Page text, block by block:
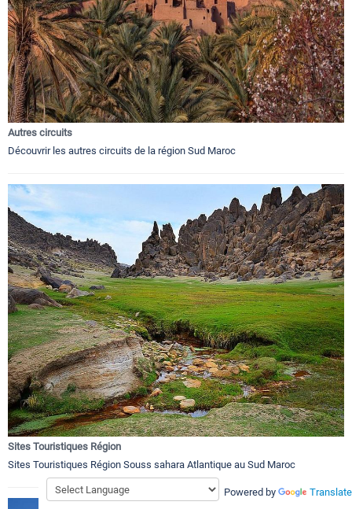
Autres circuits
Découvrir les autres circuits de la région Sud Maroc
Sites Touristiques Région
Sites Touristiques Région Souss sahara Atlantique au Sud Maroc
Powered by Translate